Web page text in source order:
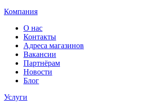
Компания
О нас
Контакты
Адреса магазинов
Вакансии
Партнёрам
Новости
Блог
Услуги